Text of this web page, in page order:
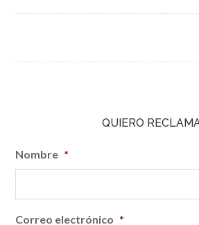
QUIERO
Nombre *
Correo electrónico *